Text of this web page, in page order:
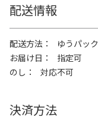
配送情報
配送方法
ゆうパック
お届け日
指定可
のし
対応不可
決済方法